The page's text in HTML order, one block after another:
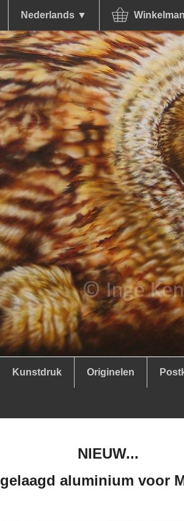
Nederlands ▼
Kunstdruk Originelen
NIEUW...
aluminium voor